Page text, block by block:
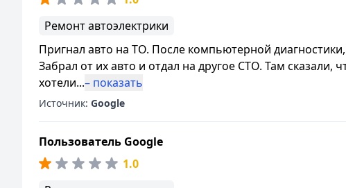
Ремонт автоэлектрики
Пригнал авто на ТО. После компьютерной
Забрал от их авто и отдал на другое СТО. Там сказали,
хотели...– показать
Источник: Google
Пользователь Google
1.0